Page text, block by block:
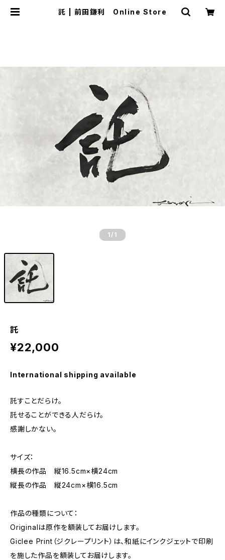
託 | 前田鎌利 Online Store
1 /1
託
¥22,000
International shipping available
託すことだらけ。
託せることができる人だらけ。
感謝しかない。
サイズ：
横長の作品 縦16.5cm×横24cm
縦長の作品 縦24cm×横16.5cm
作品の種類について：
Originalは原作を額装してお届けします。
Giclee Print（ジクレープリント）は、和紙にインクジェットで印刷
を施した作品を額装してお届けします。